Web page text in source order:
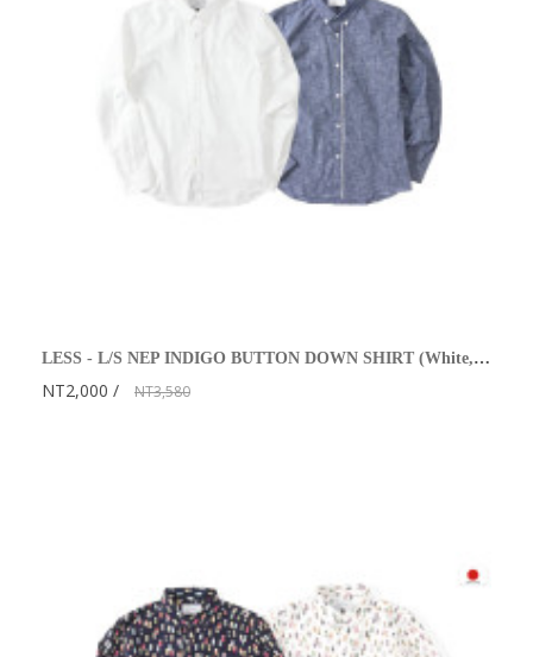
LESS - L/S NEP INDIGO BUTTON DOWN SHIRT (White, Navy)
NT2,000 NT3,580